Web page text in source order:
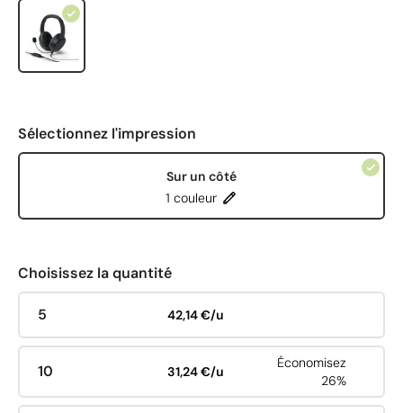
Sélectionnez l'impression
Sur un côté
1 couleur
Choisissez la quantité
5 42,14 €/u
10 31,24 €/u
Économisez
26%